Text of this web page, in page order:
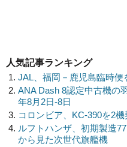
人気記事ランキング
JAL、福岡－鹿児島臨時
ANA Dash 8認定中古機
年8月2日-8日
コロンビア、KC-390を2
ルフトハンザ、初期製造
から見た次世代旗艦機